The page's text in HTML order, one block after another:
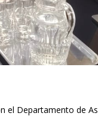
Departamento de